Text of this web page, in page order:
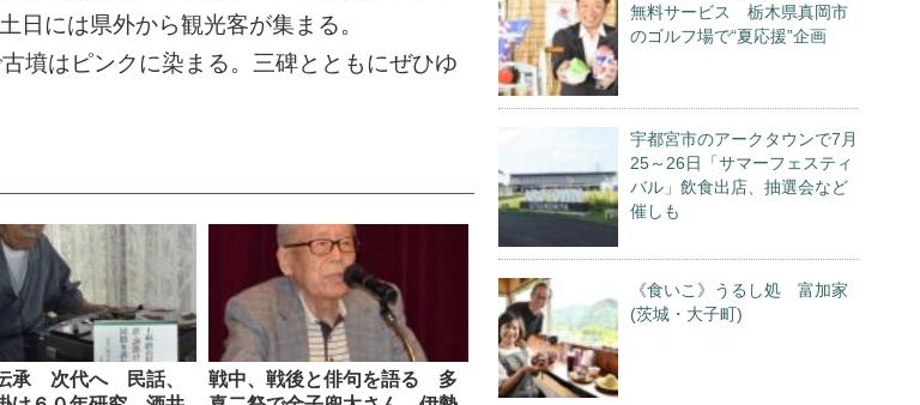
日には県外から観光客が集まる。
墳はピンクに染まる。三碑とともにぜひゆ
伝承 次代へ 民話、
戦中、戦後と俳句を語る 多
無料サービス 栃木県真岡市
のゴルフ場で“夏応援”企画
宇都宮市のアークタウンで7月
25～26日「サマーフェスティ
バル」飲食出店、抽選会など
催しも
《食いこ》うるし処 富加家
(茨城・大子町)